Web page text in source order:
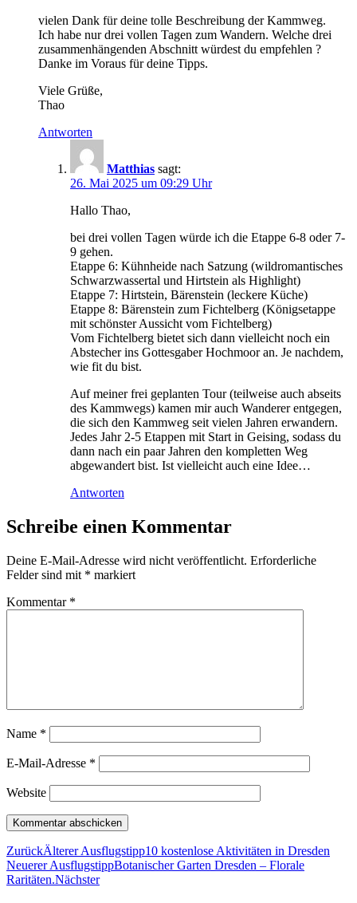
vielen Dank für deine tolle Beschreibung der Kammweg.
Ich habe nur drei vollen Tagen zum Wandern. Welche drei
zusammenhängenden Abschnitt würdest du empfehlen ?
Danke im Voraus für deine Tipps.
Viele Grüße,
Thao
Antworten
Matthias sagt:
26. Mai 2025 um 09:29 Uhr
Hallo Thao,
bei drei vollen Tagen würde ich die Etappe 6-8 oder 7-
9 gehen.
Etappe 6: Kühnheide nach Satzung (wildromantisches
Schwarzwassertal und Hirtstein als Highlight)
Etappe 7: Hirtstein, Bärenstein (leckere Küche)
Etappe 8: Bärenstein zum Fichtelberg (Königsetappe
mit schönster Aussicht vom Fichtelberg)
Vom Fichtelberg bietet sich dann vielleicht noch ein
Abstecher ins Gottesgaber Hochmoor an. Je nachdem,
wie fit du bist.
Auf meiner frei geplanten Tour (teilweise auch abseits
des Kammwegs) kamen mir auch Wanderer entgegen,
die sich den Kammweg seit vielen Jahren erwandern.
Jedes Jahr 2-5 Etappen mit Start in Geising, sodass du
dann nach ein paar Jahren den kompletten Weg
abgewandert bist. Ist vielleicht auch eine Idee…
Antworten
Schreibe einen Kommentar
Deine E-Mail-Adresse wird nicht veröffentlicht. Erforderliche
Felder sind mit * markiert
Kommentar *
Name *
E-Mail-Adresse *
Website
ZurückÄlterer Ausflugstipp10 kostenlose Aktivitäten in Dresden
Neuerer AusflugstippBotanischer Garten Dresden – Florale
Raritäten.Nächster